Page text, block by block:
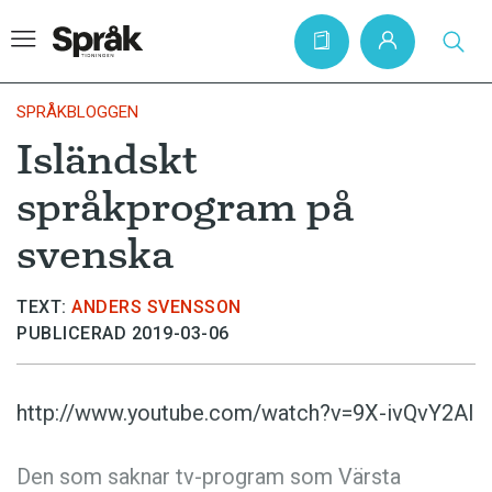
Hem
Artiklar
Krönikor
Språkfrågor
Skrivtips
Kviss
SPRÅKBLOGGEN
Isländskt
språkprogram på
svenska
TEXT: ANDERS SVENSSON
PUBLICERAD 2019-03-06
http://www.youtube.com/watch?v=9X-ivQvY2AI
Den som saknar tv-program som Värsta